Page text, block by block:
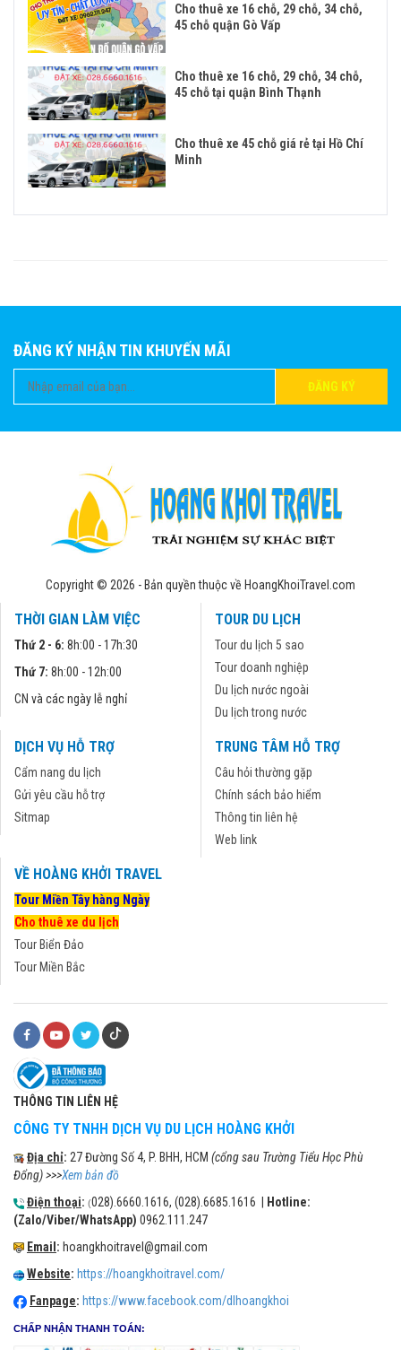
Cho thuê xe 16 chỗ, 29 chỗ, 34 chỗ,
45 chỗ quận Gò Vấp
Cho thuê xe 16 chỗ, 29 chỗ, 34 chỗ,
45 chỗ tại quận Bình Thạnh
Cho thuê xe 45 chỗ giá rẻ tại Hồ Chí
Minh
ĐĂNG KÝ NHẬN TIN KHUYẾN MÃI
ĐĂNG KÝ
Copyright © 2026 - Bản quyền thuộc về HoangKhoiTravel.com
THỜI GIAN LÀM VIỆC
Thứ 2 - 6: 8h:00 - 17h:30
Thứ 7: 8h:00 - 12h:00
CN và các ngày lễ nghỉ
TOUR DU LỊCH
Tour du lịch 5 sao
Tour doanh nghiệp
Du lịch nước ngoài
Du lịch trong nước
DỊCH VỤ HỖ TRỢ
Cẩm nang du lịch
Gửi yêu cầu hỗ trợ
Sitmap
TRUNG TÂM HỖ TRỢ
Câu hỏi thường gặp
Chính sách bảo hiểm
Thông tin liên hệ
Web link
VỀ HOÀNG KHỞI TRAVEL
Tour Miền Tây hàng Ngày
Cho thuê xe du lịch
Tour Biển Đảo
Tour Miền Bắc
THÔNG TIN LIÊN HỆ
CÔNG TY TNHH DỊCH VỤ DU LỊCH HOÀNG KHỞI
Địa chỉ: 27 Đường Số 4, P. BHH, HCM (cổng sau Trường Tiểu Học Phù
Đổng) >>>Xem bản đồ
Điện thoại: (028).6660.1616, (028).6685.1616 |
Hotline:
(Zalo/Viber/WhatsApp) 0962.111.247
Email : hoangkhoitravel@gmail.com
Website: https://hoangkhoitravel.com/
Fanpage: https://www.facebook.com/dlhoangkhoi
CHẤP NHẬN THANH TOÁN: